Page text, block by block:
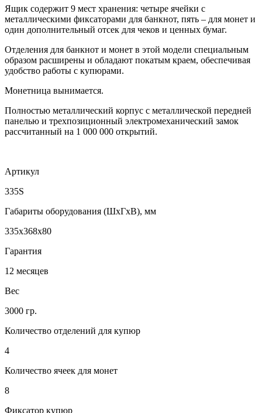
Ящик содержит 9 мест хранения: четыре ячейки с
металлическими фиксаторами для банкнот, пять – для монет и
один дополнительный отсек для чеков и ценных бумаг.
Отделения для банкнот и монет в этой модели специальным
образом расширены и обладают покатым краем, обеспечивая
удобство работы с купюрами.
Монетница вынимается.
Полностью металлический корпус с металлической передней
панелью и трехпозиционный электромеханический замок
рассчитанный на 1 000 000 открытий.
Артикул
335S
Габариты оборудования (ШхГхВ), мм
335x368x80
Гарантия
12 месяцев
Вес
3000 гр.
Количество отделений для купюр
4
Количество ячеек для монет
8
Фиксатор купюр